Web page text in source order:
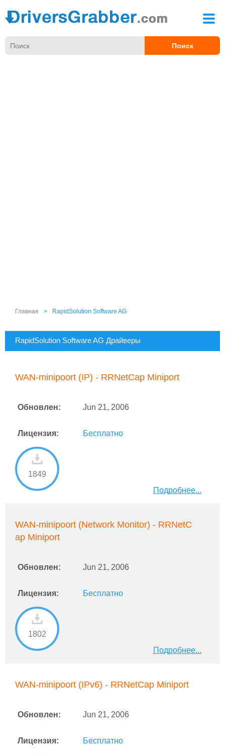
Главная > RapidSolution Software AG
RapidSolution Software AG Драйверы
WAN-minipoort (IP) - RRNetCap Miniport
Обновлен: Jun 21, 2006
Лицензия: Бесплатно
1849
Подробнее...
WAN-minipoort (Network Monitor) - RRNetC
ap Miniport
Обновлен: Jun 21, 2006
Лицензия: Бесплатно
1802
Подробнее...
WAN-minipoort (IPv6) - RRNetCap Miniport
Обновлен: Jun 21, 2006
Лицензия: Бесплатно